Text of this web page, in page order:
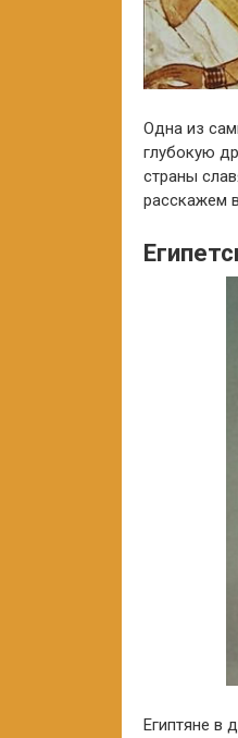
Одна из
глубокую
страны
расскажем
Египтяне в